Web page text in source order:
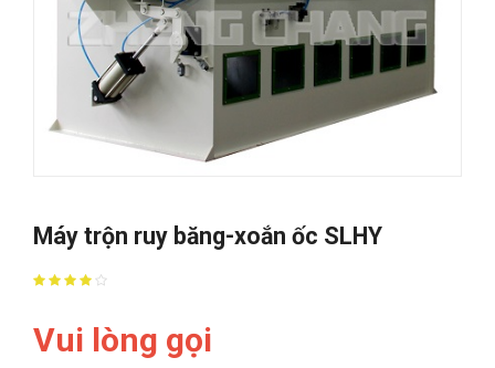
Máy trộn ruy băng-xoắn ốc SLHY
Vui lòng gọi